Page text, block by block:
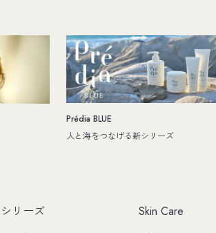
Prédia BLUE
人と海をつなげる新シリーズ
シリーズ Skin Care